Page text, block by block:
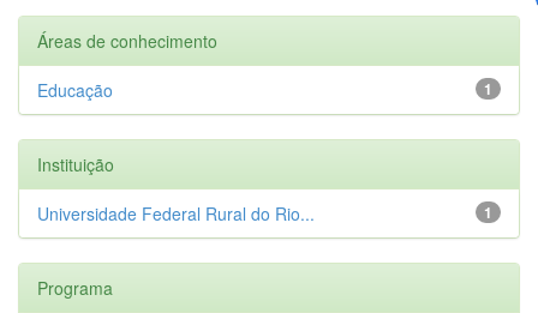
Áreas de conhecimento
1
Educação
Instituição
1
Universidade Federal Rural do Rio...
Programa